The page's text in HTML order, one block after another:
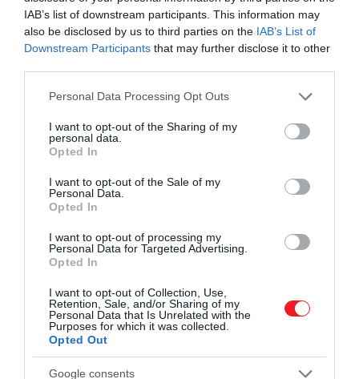
IAB’s list of downstream participants. This information may
also be disclosed by us to third parties on the IAB’s List of
Downstream Participants that may further disclose it to other
Please note that this website/app uses one or more Google
not limited to your visit or usage behaviour. You may click to
grant or deny consent to Google and its third-party tags to
use your data for below specified purposes in below Google
consent section.
Personal Data Processing Opt Outs
I want to opt-out of the Sharing of my
personal data.
Opted In
I want to opt-out of the Sale of my
Personal Data.
Opted In
I want to opt-out of processing my
Personal Data for Targeted Advertising.
Opted In
I want to opt-out of Collection, Use,
Retention, Sale, and/or Sharing of my
Personal Data that Is Unrelated with the
Purposes for which it was collected.
Opted Out
Google consents
A Tisza-tó az ország második legnagyobb
vannak benne. Hiszünk abban, hogy egy
térség nem válhat igazán vonzó turisztikai
vendégélmény nélkül.